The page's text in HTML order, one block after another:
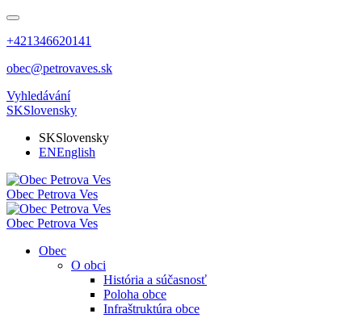
+421346620141
obec@petrovaves.sk
Vyhledávání
SKSlovensky
SKSlovensky
ENEnglish
Obec Petrova Ves
Obec Petrova Ves
Obec
O obci
História a súčasnosť
Poloha obce
Infraštruktúra obce